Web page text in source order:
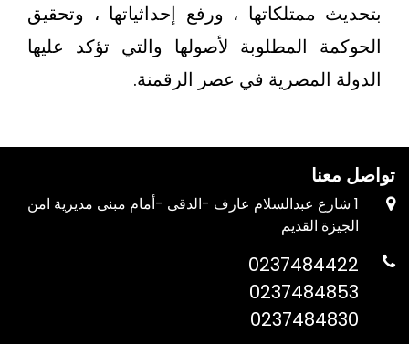
بتحديث ممتلكاتها ، ورفع إحداثياتها ، وتحقيق
الحوكمة المطلوبة لأصولها والتي تؤكد عليها
الدولة المصرية في عصر الرقمنة.
تواصل معنا
1 شارع عبدالسلام عارف -الدقى -أمام مبنى مديرية امن
الجيزة القديم
0237484422
0237484853
0237484830